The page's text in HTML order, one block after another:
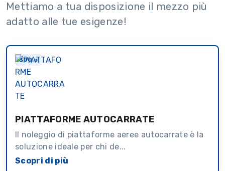
Mettiamo a tua disposizione il mezzo più
adatto alle tue esigenze!
300 +
PIATTAFORME AUTOCARRATE
Il noleggio di piattaforme aeree autocarrate è la
soluzione ideale per chi de...
Scopri di più